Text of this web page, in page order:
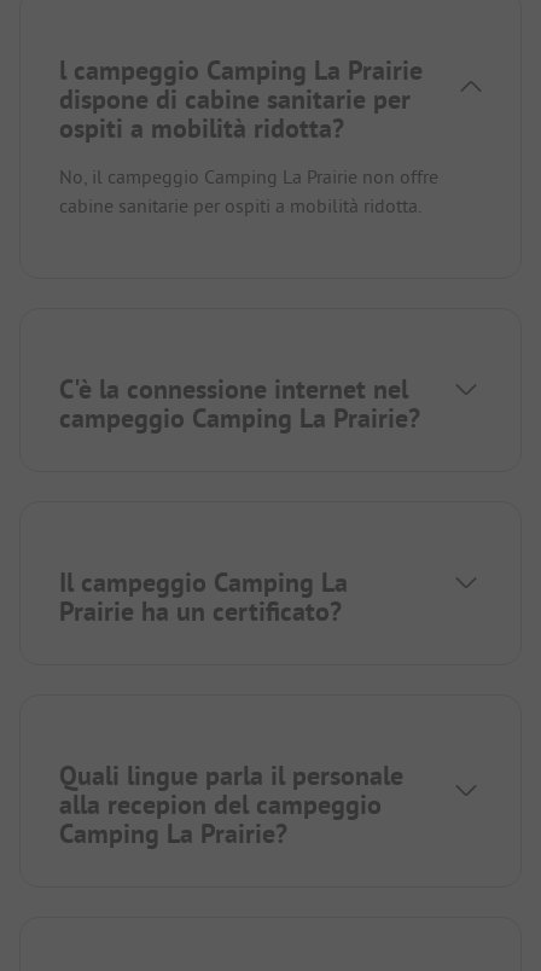
l campeggio Camping La Prairie
dispone di cabine sanitarie per
ospiti a mobilità ridotta?
No, il campeggio Camping La Prairie non offre
cabine sanitarie per ospiti a mobilità ridotta.
C'è la connessione internet nel
campeggio Camping La Prairie?
Il campeggio Camping La
Prairie ha un certificato?
Quali lingue parla il personale
alla recepion del campeggio
Camping La Prairie?